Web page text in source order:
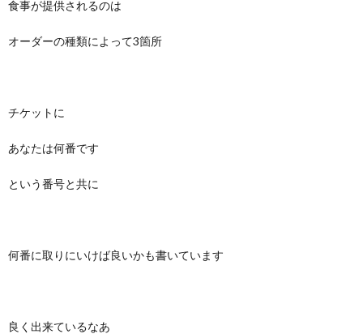
食事が提供されるのは
オーダーの種類によって3箇所
チケットに
あなたは何番です
という番号と共に
何番に取りにいけば良いかも書いています
良く出来ているなあ